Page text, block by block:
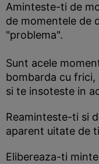
Aminteste-ti de
de momentele de
"problema".
Sunt acele
bombarda cu frici,
si te insoteste in
Reaminteste-ti si
aparent uitate de
Elibereaza-ti